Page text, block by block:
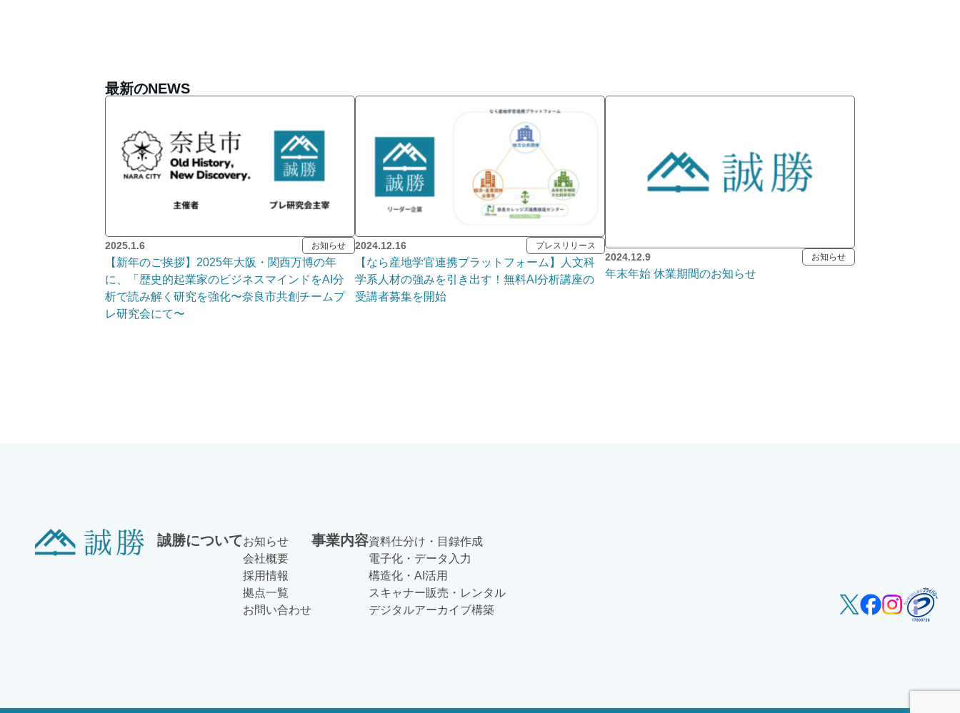
最新のNEWS
2025.1.6 お知らせ
【新年のご挨拶】2025年大阪・関西万博の年
に、「歴史的起業家のビジネスマインドをAI分
析で読み解く研究を強化〜奈良市共創チームプ
レ研究会にて〜
2024.12.16 プレスリリース
【なら産地学官連携プラットフォーム】人文科
学系人材の強みを引き出す！無料AI分析講座の
受講者募集を開始
2024.12.9 お知らせ
年末年始 休業期間のお知らせ
誠勝についてお知らせ
会社概要
採用情報
拠点一覧
お問い合わせ
事業内容資料仕分け・目録作成
電子化・データ入力
構造化・AI活用
スキャナー販売・レンタル
デジタルアーカイブ構築